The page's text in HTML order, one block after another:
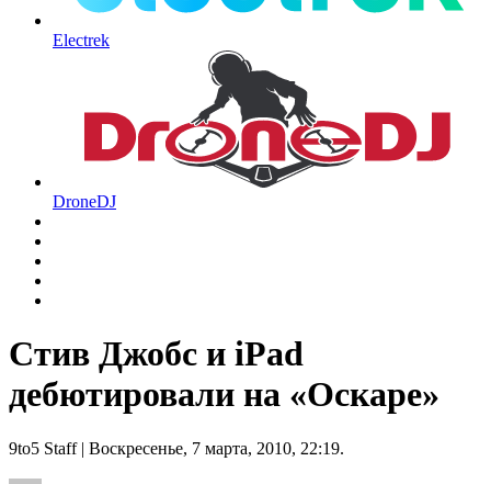
Electrek
DroneDJ
Стив Джобс и iPad
дебютировали на «Оскаре»
9to5 Staff| Воскресенье, 7 марта, 2010, 22:19.